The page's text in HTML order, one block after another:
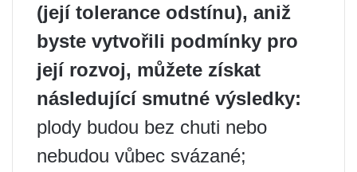
(její tolerance odstínu), aniž
byste vytvořili podmínky pro
její rozvoj, můžete získat
následující smutné výsledky:
plody budou bez chuti nebo
nebudou vůbec svázané;